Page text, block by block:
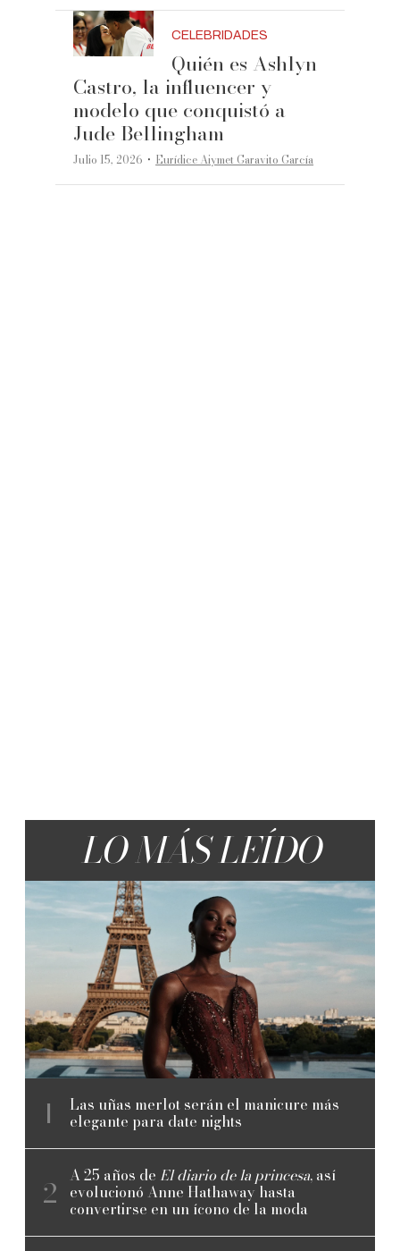
CELEBRIDADES
Quién es Ashlyn
Castro, la influencer y
modelo que conquistó a
Jude Bellingham
Julio 15, 2026 ·Eurídice Aiymet Garavito García
LO MÁS LEÍDO
Las uñas merlot serán el manicure más
elegante para date nights
A 25 años de El diario de la princesa, así
evolucionó Anne Hathaway hasta
convertirse en un ícono de la moda